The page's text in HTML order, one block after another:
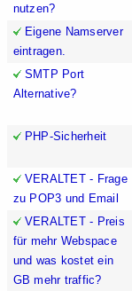
nutzen?
Eigene Namserver
eintragen.
SMTP Port
Alternative?
PHP-Sicherheit
VERALTET - Frage
zu POP3 und Email
VERALTET - Preis
für mehr Webspace
und was kostet ein
GB mehr traffic?